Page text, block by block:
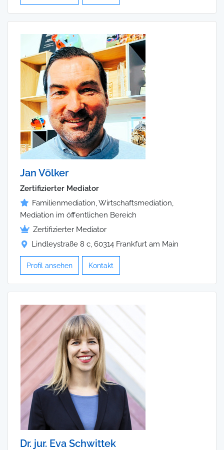
Jan Völker
Zertifizierter Mediator
Familienmediation, Wirtschaftsmediation,
Mediation im öffentlichen Bereich
Zertifizierter Mediator
Lindleystraße 8 c, 60314 Frankfurt am Main
Profil ansehen Kontakt
Dr. jur. Eva Schwittek